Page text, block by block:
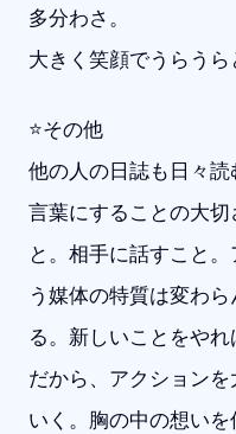
多分わさ。
大きく笑顔でうらうら
⭐️その他
他の人の日誌も日々読
言葉にすることの大
と。相手に話すこと
う媒体の特質は変わ
る。新しいことをやれ
だから、アクション
いく。胸の中の想いを